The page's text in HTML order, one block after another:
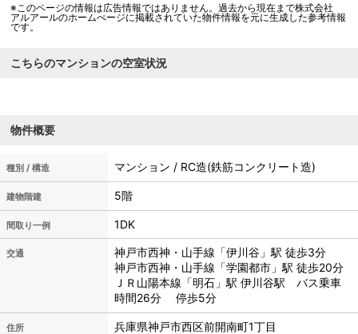
※このページの情報は広告情報ではありません。過去から現在まで株式会社
アルアールのホームぺージに掲載されていた物件情報を元に生成した参考情報
です。
こちらのマンションの空室状況
物件概要
種別 / 構造 マンション / RC造(鉄筋コンクリート造)
建物階建 5階
間取り一例 1DK
交通
神戸市西神・山手線「伊川谷」駅 徒歩3分
神戸市西神・山手線「学園都市」駅 徒歩20分
ＪＲ山陽本線「明石」駅 伊川谷駅 バス乗車
時間26分 停歩5分
住所 兵庫県神戸市西区前開南町1丁目